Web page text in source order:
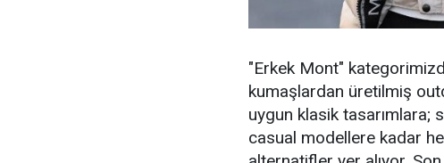
"Erkek Mont"
kumaşlardan üretilmiş
uygun klasik tasarımlara;
casual modellere kadar